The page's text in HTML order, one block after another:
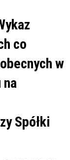
co
w
na
Spółki